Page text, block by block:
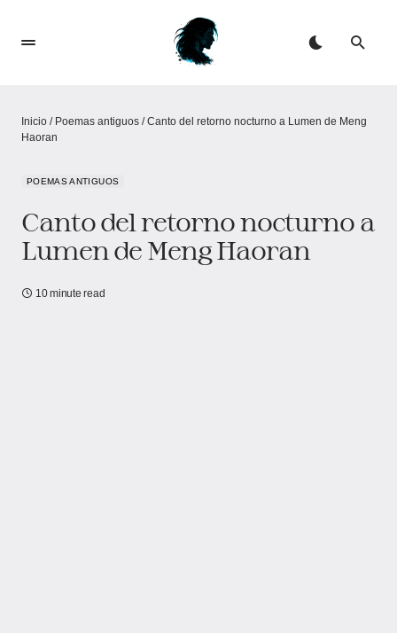
Inicio / Poemas antiguos /Canto del retorno nocturno a Lumen de Meng
Haoran
POEMAS ANTIGUOS
Canto del retorno nocturno a
Lumen de Meng Haoran
10 minute read